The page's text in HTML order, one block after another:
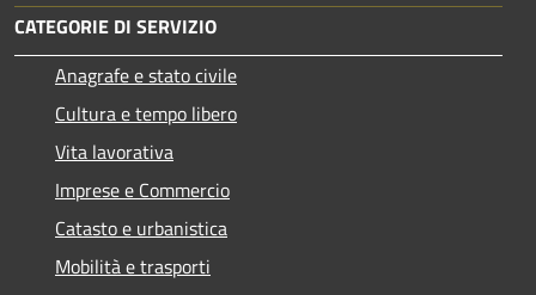
CATEGORIE DI SERVIZIO
Anagrafe e stato civile
Cultura e tempo libero
Vita lavorativa
Imprese e Commercio
Catasto e urbanistica
Mobilità e trasporti